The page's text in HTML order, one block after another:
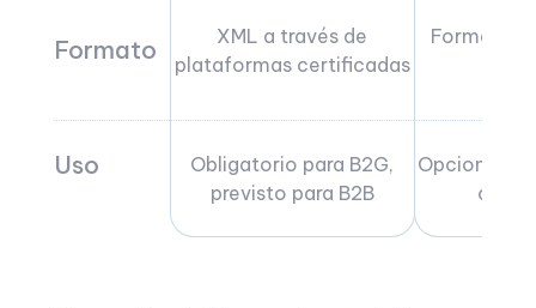
Formato
XML a través de
plataformas certificadas
Formatos
Uso
Obligatorio para B2G,
previsto para B2B
Opcional
con